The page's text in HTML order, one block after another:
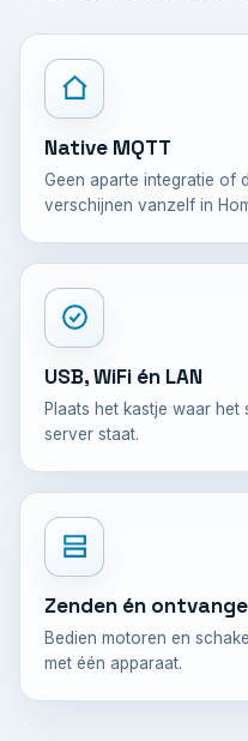
Native MQTT
Geen aparte integratie of
verschijnen vanzelf in
USB, WiFi én LAN
Plaats het kastje waar
server staat.
Zenden én
Bedien motoren en
met één apparaat.